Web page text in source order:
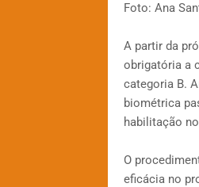
Foto: Ana
A partir da
obrigatória a
categoria B.
biométrica
habilitação
O
eficácia no